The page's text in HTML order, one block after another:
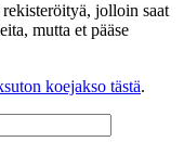
jolloin saat
mutta et pääse
koejakso tästä.